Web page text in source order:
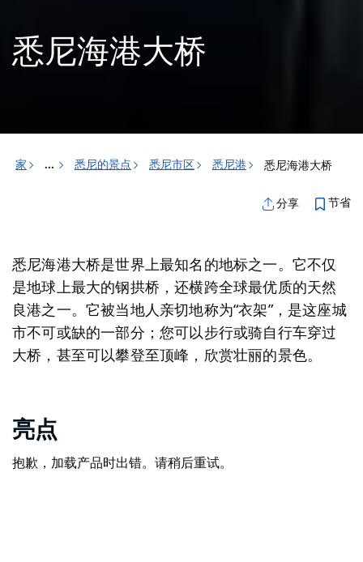
悉尼海港大桥
家 ... 悉尼的景点 悉尼市区 悉尼港 悉尼海港大桥
分享 节省
悉尼海港大桥是世界上最知名的地标之一。它不仅
是地球上最大的钢拱桥，还横跨全球最优质的天然
良港之一。它被当地人亲切地称为“衣架”，是这座城
市不可或缺的一部分；您可以步行或骑自行车穿过
大桥，甚至可以攀登至顶峰，欣赏壮丽的景色。
亮点
抱歉，加载产品时出错。请稍后重试。